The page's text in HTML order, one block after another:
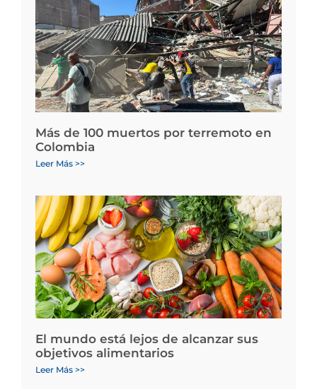
Más de 100 muertos por terremoto en
Colombia
Leer Más >>
El mundo está lejos de alcanzar sus
objetivos alimentarios
Leer Más >>